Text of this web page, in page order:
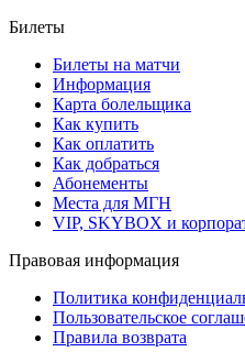
Билеты
Билеты на матчи
Информация
Карта болельщика
Как купить
Как оплатить
Как добраться
Абонементы
Места для МГН
VIP, SKYBOX и
Правовая информация
Политика
Пользовательское
Правила возврата